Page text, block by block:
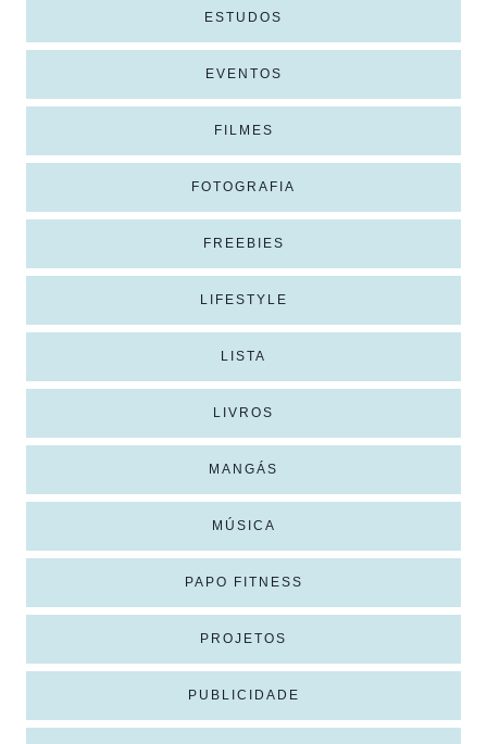
ESTUDOS
EVENTOS
FILMES
FOTOGRAFIA
FREEBIES
LIFESTYLE
LISTA
LIVROS
MANGÁS
MÚSICA
PAPO FITNESS
PROJETOS
PUBLICIDADE